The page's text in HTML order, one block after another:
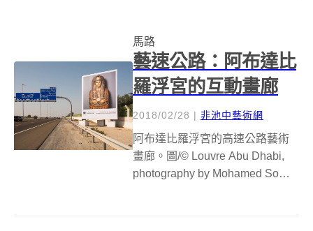
綠人」，在 1999 年 3 月...
馬路
藝速公路：阿布達比
羅浮宮的互動畫廊
2018/02/28 | 非池中藝術網
阿布達比羅浮宮的高速公路藝術
畫廊。圖/© Louvre Abu Dhabi,
photography by Mohamed Somji.